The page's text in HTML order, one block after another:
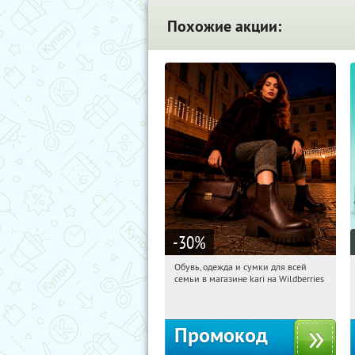
Похожие акции:
-30%
16:50:46 Получили:
Обувь, одежда и сумки для всей
семьи в магазине kari на Wildberries
Промокод